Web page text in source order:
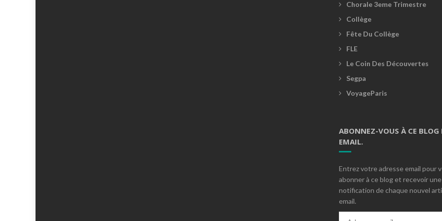
Chorale 3eme Trimestre
Collège
Fête Du Collège
FLE
Le Coin Des Découvertes
Segpa
VoyageParis
ABONNEZ-VOUS À CE BLOG
EMAIL.
Entrez votre adresse email pour
abonner à ce blog et recevoir une
notification de chaque nouvel
email.